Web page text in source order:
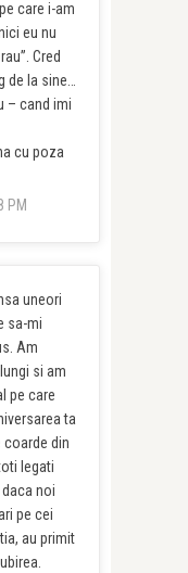
care i-am
eu nu
Cred
la sine…
– cand imi
cu poza
PM
uneori
sa-mi
Am
si am
pe care
ta
coarde din
legati
noi
pe cei
au primit